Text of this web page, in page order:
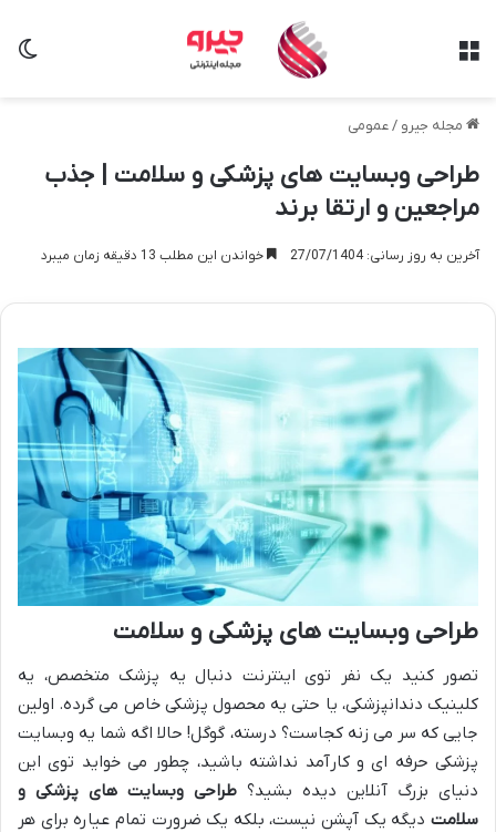
مجله جیرو /عمومی
طراحی وبسایت های پزشکی و سلامت | جذب
مراجعین و ارتقا برند
آخرین به روز رسانی: 27/07/1404 خواندن این مطلب 13 دقیقه زمان میبرد
طراحی وبسایت های پزشکی و سلامت
تصور کنید یک نفر توی اینترنت دنبال یه پزشک متخصص، یه
کلینیک دندانپزشکی، یا حتی یه محصول پزشکی خاص می گرده. اولین
جایی که سر می زنه کجاست؟ درسته، گوگل! حالا اگه شما یه وبسایت
پزشکی حرفه ای و کارآمد نداشته باشید، چطور می خواید توی این
دنیای بزرگ آنلاین دیده بشید؟ طراحی وبسایت های پزشکی و
سلامت دیگه یک آپشن نیست، بلکه یک ضرورت تمام عیاره برای هر